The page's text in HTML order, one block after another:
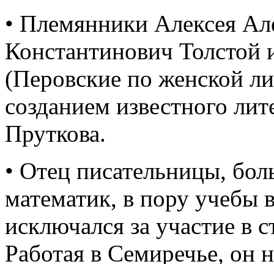
• Племянники Алексея
Константинович
(Перовские по женской
созданием известного
Пруткова.
• Отец писательницы,
математик, в пору учебы
исключался за участие в
Работая в Семиречье, он